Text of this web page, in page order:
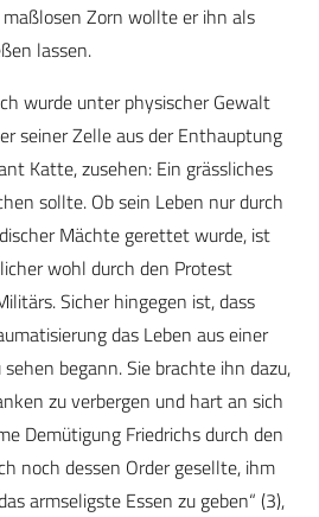
maßlosen Zorn wollte er ihn als
lassen.
wurde unter physischer Gewalt
seiner Zelle aus der Enthauptung
Katte, zusehen: Ein grässliches
sollte. Ob sein Leben nur durch
Mächte gerettet wurde, ist
wohl durch den Protest
Sicher hingegen ist, dass
das Leben aus einer
begann. Sie brachte ihn dazu,
zu verbergen und hart an sich
Demütigung Friedrichs durch den
noch dessen Order gesellte, ihm
armseligste Essen zu geben“ (3),